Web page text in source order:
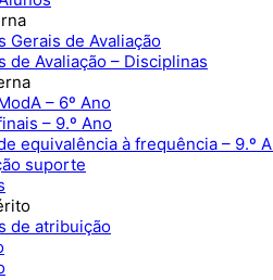
Gerais de Avaliação
de Avaliação – Disciplinas
– 6º Ano
– 9.º Ano
equivalência à frequência – 9.º
suporte
de atribuição